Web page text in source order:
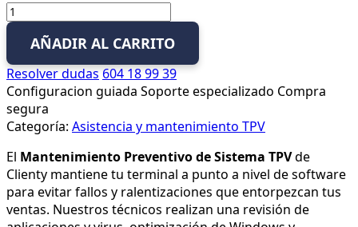
Mantenimiento
Preventivo
Sistema
TPV
cantidad
AÑADIR AL CARRITO
Resolver dudas604 18 99 39
Configuracion guiada Soporte especializado Compra
segura
Categoría: Asistencia y mantenimiento TPV
El Mantenimiento Preventivo de Sistema TPVde
Clienty mantiene tu terminal a punto a nivel de software
para evitar fallos y ralentizaciones que entorpezcan tus
ventas. Nuestros técnicos realizan una revisión de